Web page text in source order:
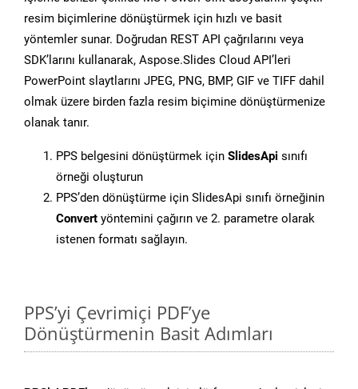
resim biçimlerine dönüştürmek için hızlı ve basit
yöntemler sunar. Doğrudan REST API çağrılarını veya
SDK’larını kullanarak, Aspose.Slides Cloud API’leri
PowerPoint slaytlarını JPEG, PNG, BMP, GIF ve TIFF dahil
olmak üzere birden fazla resim biçimine dönüştürmenize
olanak tanır.
PPS belgesini dönüştürmek için SlidesApi sınıfı
örneği oluşturun
PPS’den dönüştürme için SlidesApi sınıfı örneğinin
Convert yöntemini çağırın ve 2. parametre olarak
istenen formatı sağlayın.
PPS’yi Çevrimiçi PDF’ye
Dönüştürmenin Basit Adımları